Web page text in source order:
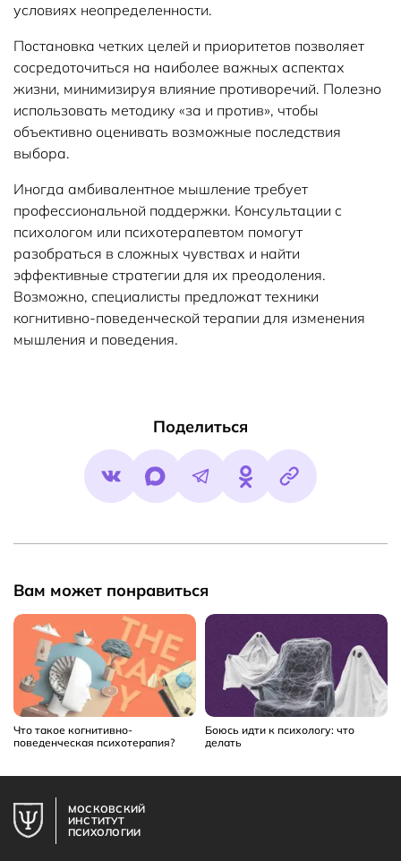
условиях неопределенности.
Постановка четких целей и приоритетов позволяет
сосредоточиться на наиболее важных аспектах
жизни, минимизируя влияние противоречий. Полезно
использовать методику «за и против», чтобы
объективно оценивать возможные последствия
выбора.
Иногда амбивалентное мышление требует
профессиональной поддержки. Консультации с
психологом или психотерапевтом помогут
разобраться в сложных чувствах и найти
эффективные стратегии для их преодоления.
Возможно, специалисты предложат техники
когнитивно-поведенческой терапии для изменения
мышления и поведения.
Поделиться
Вам может понравиться
Что такое когнитивно-
поведенческая психотерапия?
Боюсь идти к психологу: что
делать
МОСКОВСКИЙ
ИНСТИТУТ
ПСИХОЛОГИИ